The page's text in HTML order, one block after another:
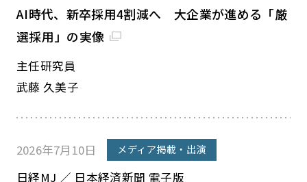
AI時代、新卒採用4割減へ 大企業が進める「厳
選採用」の実像
主任研究員
武藤 久美子
2026年7月10日 メディア掲載・出演
日経MJ ／ 日本経済新聞 電子版